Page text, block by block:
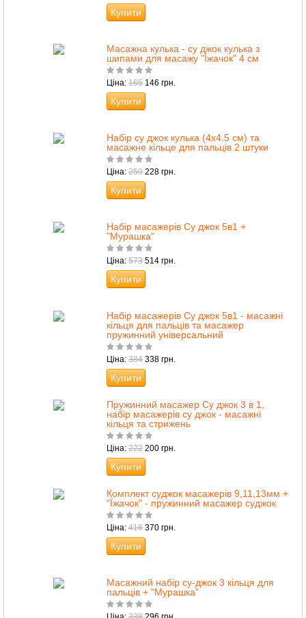
Купити
Масажна кулька - су джок кулька з
шипами для масажу "Їжачок" 4 см
Ціна: 165 146 грн.
Купити
Набір су джок кулька (4х4.5 см) та
масажне кільце для пальців 2 штуки
Ціна: 259 228 грн.
Купити
Набір масажерів Су джок 5в1 +
"Мурашка"
Ціна: 573 514 грн.
Купити
Набір масажерів Су джок 5в1 - масажні
кільця для пальців та масажер
пружинний універсальний
Ціна: 384 338 грн.
Купити
Пружинний масажер Су джок 3 в 1,
набір масажерів су джок - масажні
кільця та стрижень
Ціна: 222 200 грн.
Купити
Комплект суджок масажерів 9,11,13мм +
"Їжачок" - пружинний масажер суджок
Ціна: 416 370 грн.
Купити
Масажний набір су-джок 3 кільця для
пальців + "Мурашка"